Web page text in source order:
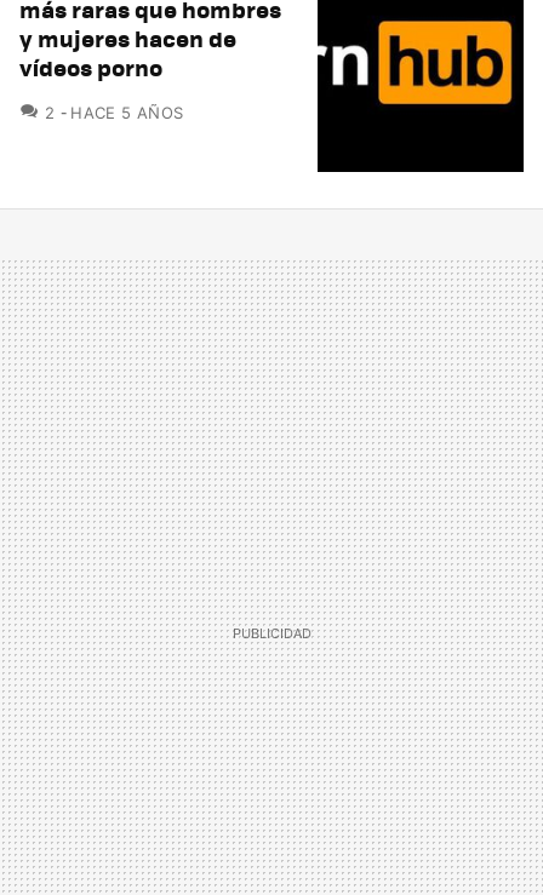
más raras que hombres
y mujeres hacen de
vídeos porno
2 COMENTARIOS
HACE 5 AÑOS